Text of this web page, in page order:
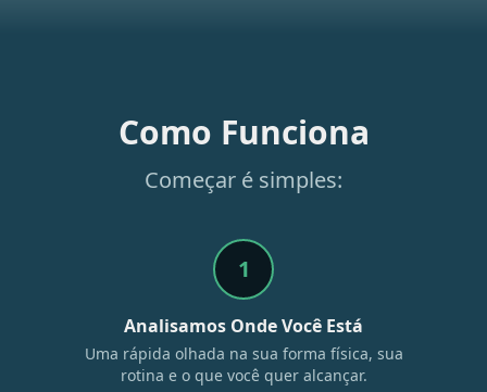
Como Funciona
Começar é simples:
1
Analisamos Onde Você Está
Uma rápida olhada na sua forma física, sua
rotina e o que você quer alcançar.